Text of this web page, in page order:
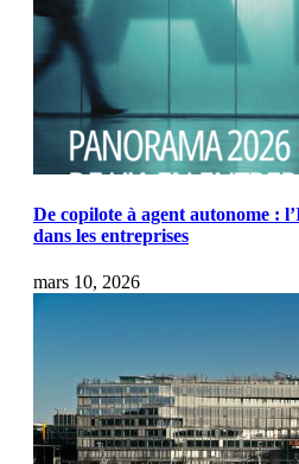
De copilote à agent autonome :
dans les entreprises
mars 10, 2026